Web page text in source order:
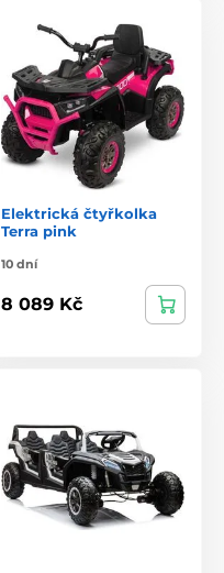
Elektrická čtyřkolka
Terra pink
10 dní
8 089 Kč